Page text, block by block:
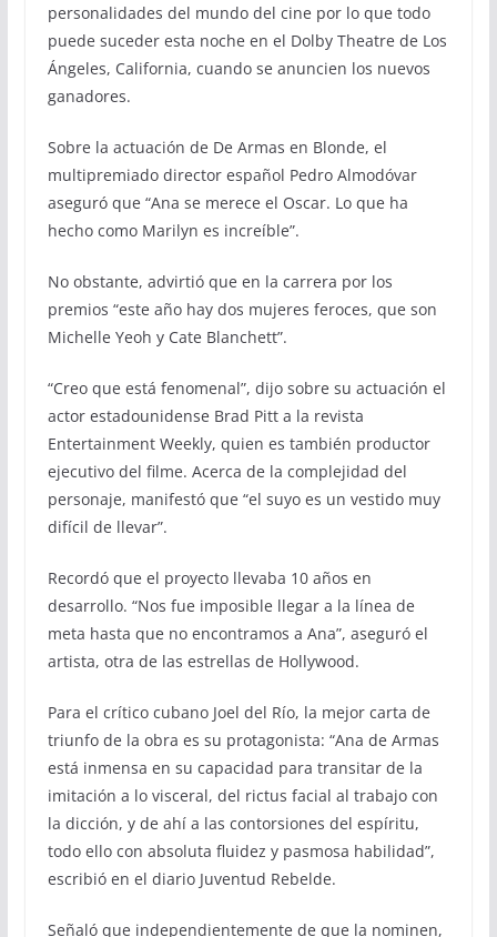
personalidades del mundo del cine por lo que todo
puede suceder esta noche en el Dolby Theatre de Los
Ángeles, California, cuando se anuncien los nuevos
ganadores.
Sobre la actuación de De Armas en Blonde, el
multipremiado director español Pedro Almodóvar
aseguró que “Ana se merece el Oscar. Lo que ha
hecho como Marilyn es increíble”.
No obstante, advirtió que en la carrera por los
premios “este año hay dos mujeres feroces, que son
Michelle Yeoh y Cate Blanchett”.
“Creo que está fenomenal”, dijo sobre su actuación el
actor estadounidense Brad Pitt a la revista
Entertainment Weekly, quien es también productor
ejecutivo del filme. Acerca de la complejidad del
personaje, manifestó que “el suyo es un vestido muy
difícil de llevar”.
Recordó que el proyecto llevaba 10 años en
desarrollo. “Nos fue imposible llegar a la línea de
meta hasta que no encontramos a Ana”, aseguró el
artista, otra de las estrellas de Hollywood.
Para el crítico cubano Joel del Río, la mejor carta de
triunfo de la obra es su protagonista: “Ana de Armas
está inmensa en su capacidad para transitar de la
imitación a lo visceral, del rictus facial al trabajo con
la dicción, y de ahí a las contorsiones del espíritu,
todo ello con absoluta fluidez y pasmosa habilidad”,
escribió en el diario Juventud Rebelde.
Señaló que independientemente de que la nominen,